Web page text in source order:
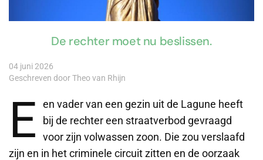
De rechter moet nu beslissen.
04 juni 2026
Geschreven door Theo van Rhijn
E
en vader van een gezin uit de Lagune heeft
bij de rechter een straatverbod gevraagd
voor zijn volwassen zoon. Die zou verslaafd
zijn en in het criminele circuit zitten en de oorzaak